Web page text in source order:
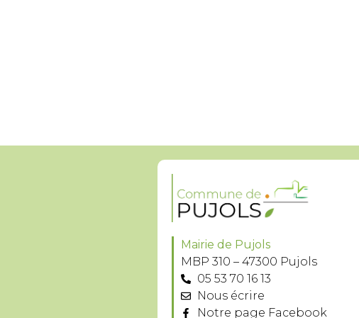
Mairie de Pujols
MBP 310 – 47300 Pujols
05 53 70 16 13
Nous écrire
Notre page Facebook